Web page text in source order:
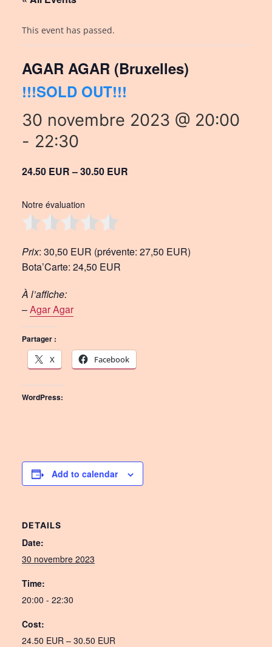
This event has passed.
AGAR AGAR (Bruxelles)
!!!SOLD OUT!!!
30 novembre 2023 @ 20:00
- 22:30
24.50 EUR – 30.50 EUR
Notre évaluation
Prix: 30,50 EUR (prévente: 27,50 EUR)
Bota’Carte: 24,50 EUR
À l’affiche:
–Agar Agar
Partager :
X
Facebook
WordPress:
Add to calendar
DETAILS
Date:
30 novembre 2023
Time:
20:00 - 22:30
Cost:
24.50 EUR – 30.50 EUR